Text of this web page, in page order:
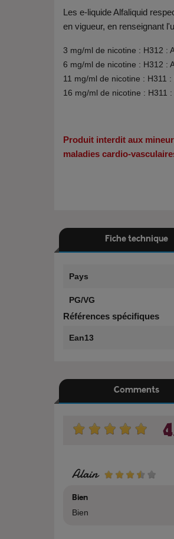
Les e-liquide Alfaliquid
en vigueur, en renseignant
3 mg/ml de nicotine : H312 :
6 mg/ml de nicotine : H312 :
11 mg/ml de nicotine : H311
16 mg/ml de nicotine : H311
Produit interdit aux
maladies cardio-
Fiche technique
Pays
PG/VG
Références spécifiques
Ean13
Comments
Alain
Bien
Bien